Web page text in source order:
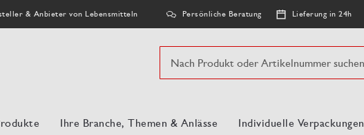
& Anbieter von Lebensmitteln Persönliche Beratung Lieferung in 24h
Ihre Branche, Themen & Anlässe Individuelle Verpackungen